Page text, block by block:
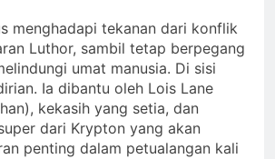
menghadapi tekanan dari konflik
Luthor, sambil tetap berpegang
umat manusia. Di sisi
Ia dibantu oleh Lois Lane
kekasih yang setia, dan
dari Krypton yang akan
penting dalam petualangan kali